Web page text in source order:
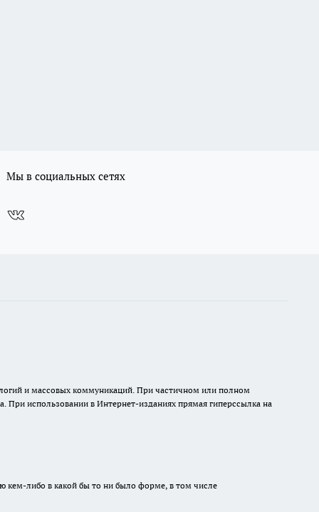
Мы в социальных сетях
и массовых коммуникаций. При частичном или полном
При использовании в Интернет-изданиях прямая гиперссылка на
кем-либо в какой бы то ни было форме, в том числе